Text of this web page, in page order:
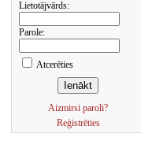
Lietotājvārds:
Parole:
Atcerēties
Aizmirsi paroli?
Reģistrēties